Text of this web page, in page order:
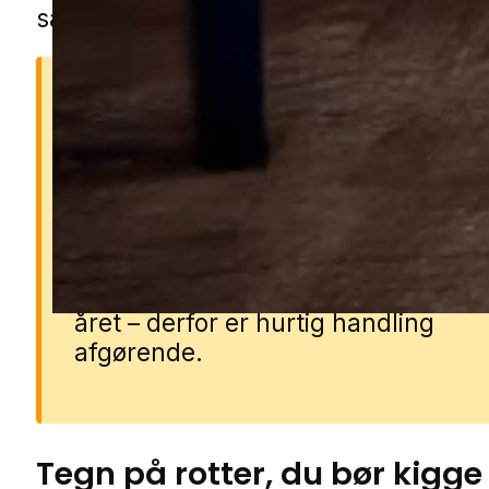
sætte ind med effektiv
Hvorfor er rotter farlige?
Rotter kan bære over 35 forskellige
installationer og forurene
enkelt rotte kan få op til 60 unger
året – derfor er hurtig handling
afgørende.
Tegn på rotter, du bør